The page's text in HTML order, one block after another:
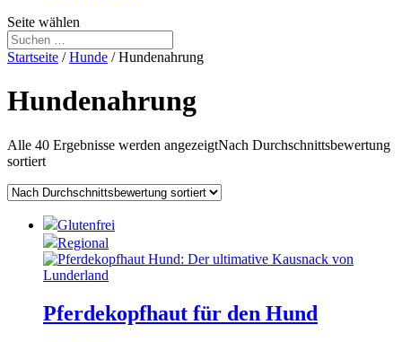
Seite wählen
Startseite /Hunde / Hundenahrung
Hundenahrung
Alle 40 Ergebnisse werden angezeigtNach Durchschnittsbewertung
sortiert
Glutenfrei
Regional
Pferdekopfhaut für den Hund